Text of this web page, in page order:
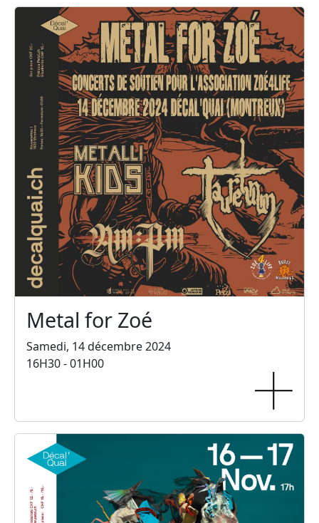
Metal for Zoé
Samedi, 14 décembre 2024
16H30 - 01H00